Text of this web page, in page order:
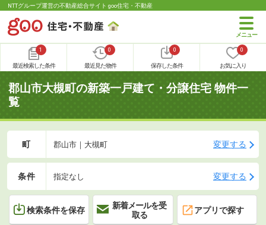
NTTグループ運営の不動産総合サイト goo住宅・不動産
1
最近検索した条件
0
最近見た物件
0
保存した条件
0
お気に入り
郡山市大槻町の新築一戸建て・分譲住宅 物件一
覧
町 郡山市｜大槻町 変更する
条件 指定なし 変更する
検索条件を保存
新着メールを受
取る
アプリで探す